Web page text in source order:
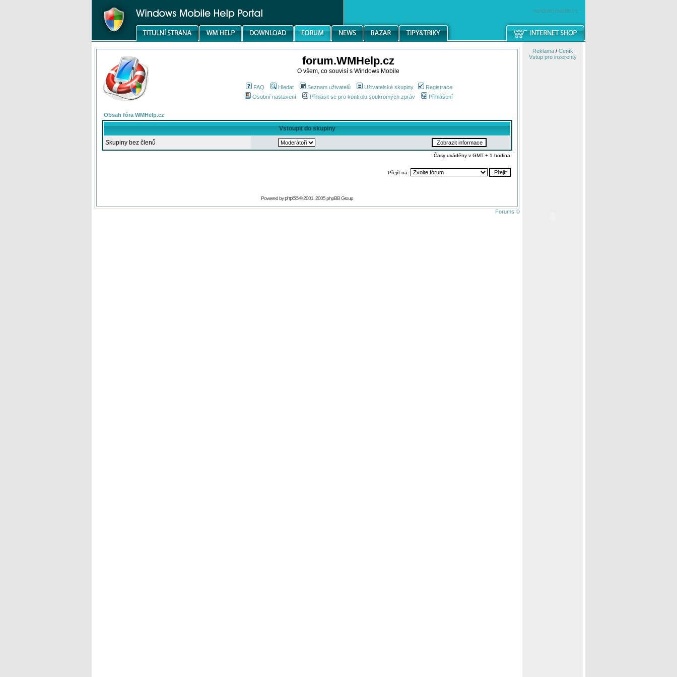
windowsmobile.cz
forum.WMHelp.cz
O všem, co souvisí s Windows Mobile
FAQ Hledat Seznam uživatelů Uživatelské skupiny
Registrace
Osobní nastavení
Přihlásit se pro kontrolu soukromých zpráv Přihlášení
Obsah fóra WMHelp.cz
Vstoupit do skupiny
Skupiny bez členů
Časy uváděny v GMT + 1 hodina
Přejít na:
Powered byphpBB© 2001, 2005 phpBB Group
Forums ©
Reklama/ Ceník
Vstup pro inzerenty